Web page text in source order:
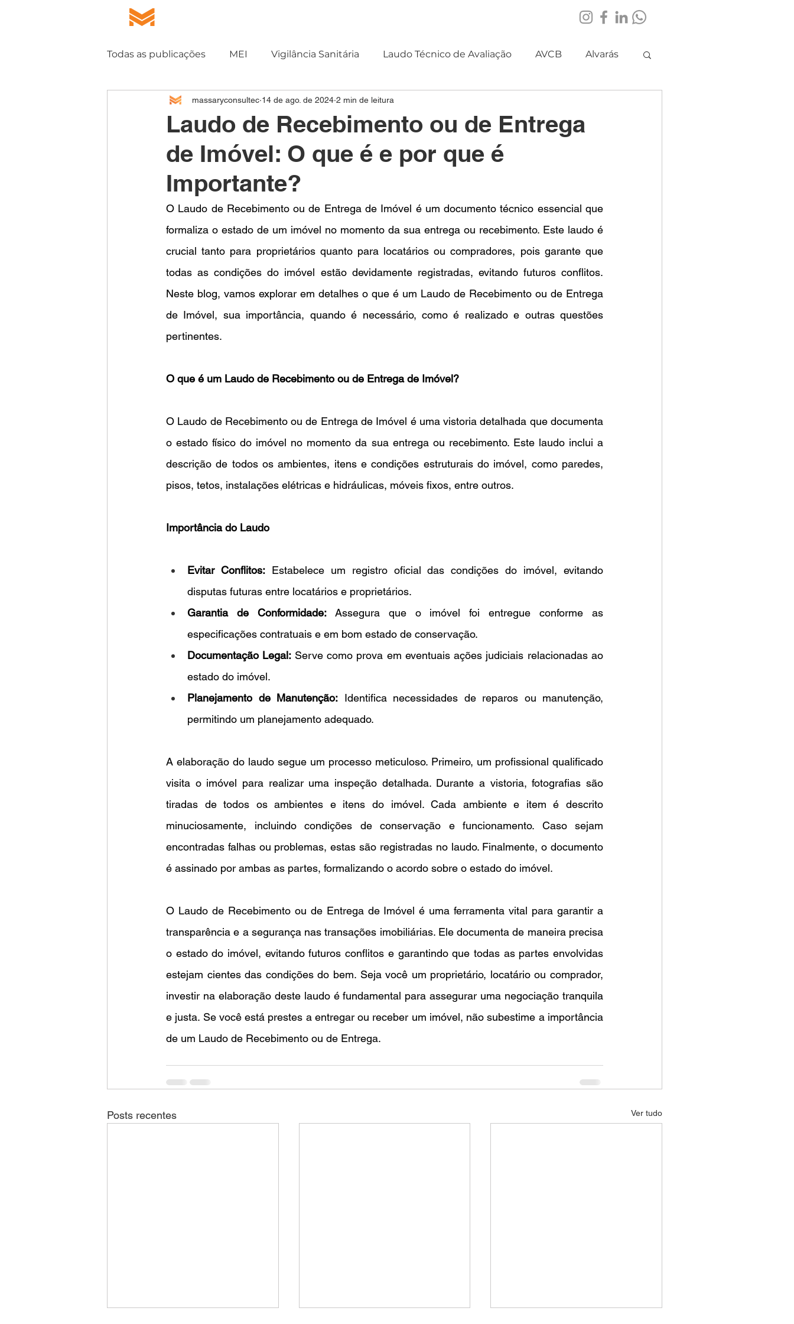
Todas as publicações MEI Vigilância Sanitária Laudo Técnico de Avaliação AVCB Alvarás
CLCB
Laudo de Recebimento ou de Entrega
de Imóvel: O que é e por que é
Importante?
massaryconsultec 14 de ago. de 2024 2 min de leitura
O Laudo de Recebimento ou de Entrega de Imóvel é um documento técnico essencial que
formaliza o estado de um imóvel no momento da sua entrega ou recebimento. Este laudo é
crucial tanto para proprietários quanto para locatários ou compradores, pois garante que
todas as condições do imóvel estão devidamente registradas, evitando futuros conflitos.
Neste blog, vamos explorar em detalhes o que é um Laudo de Recebimento ou de Entrega
de Imóvel, sua importância, quando é necessário, como é realizado e outras questões
pertinentes.
O que é um Laudo de Recebimento ou de Entrega de Imóvel?
O Laudo de Recebimento ou de Entrega de Imóvel é uma vistoria detalhada que documenta
o estado físico do imóvel no momento da sua entrega ou recebimento. Este laudo inclui a
descrição de todos os ambientes, itens e condições estruturais do imóvel, como paredes,
pisos, tetos, instalações elétricas e hidráulicas, móveis fixos, entre outros.
Importância do Laudo
Evitar Conflitos: Estabelece um registro oficial das condições do imóvel, evitando
disputas futuras entre locatários e proprietários.
Garantia de Conformidade: Assegura que o imóvel foi entregue conforme as
especificações contratuais e em bom estado de conservação.
Documentação Legal: Serve como prova em eventuais ações judiciais relacionadas ao
estado do imóvel.
Planejamento de Manutenção: Identifica necessidades de reparos ou manutenção,
permitindo um planejamento adequado.
A elaboração do laudo segue um processo meticuloso. Primeiro, um profissional qualificado
visita o imóvel para realizar uma inspeção detalhada. Durante a vistoria, fotografias são
tiradas de todos os ambientes e itens do imóvel. Cada ambiente e item é descrito
minuciosamente, incluindo condições de conservação e funcionamento. Caso sejam
encontradas falhas ou problemas, estas são registradas no laudo. Finalmente, o documento
é assinado por ambas as partes, formalizando o acordo sobre o estado do imóvel.
O Laudo de Recebimento ou de Entrega de Imóvel é uma ferramenta vital para garantir a
transparência e a segurança nas transações imobiliárias. Ele documenta de maneira precisa
o estado do imóvel, evitando futuros conflitos e garantindo que todas as partes envolvidas
estejam cientes das condições do bem. Seja você um proprietário, locatário ou comprador,
investir na elaboração deste laudo é fundamental para assegurar uma negociação tranquila
e justa. Se você está prestes a entregar ou receber um imóvel, não subestime a importância
de um Laudo de Recebimento ou de Entrega.
Posts recentes Ver tudo